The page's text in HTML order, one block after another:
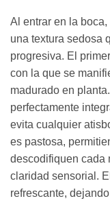
Al entrar en la
una textura sedosa
progresiva. El
con la que se
madurado en
perfectamente
evita cualquier
es pastosa,
descodifiquen cada
claridad sensorial.
refrescante,